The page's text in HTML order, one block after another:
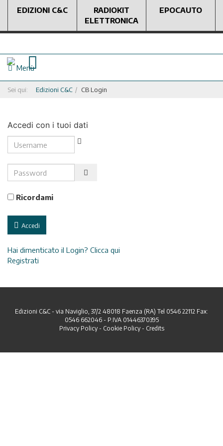
EDIZIONI C&C
RADIOKIT
ELETTRONICA
EPOCAUTO
Menù
Sei qui: Edizioni C&C CB Login
Accedi con i tuoi dati
Username
Password
Ricordami
Accedi
Hai dimenticato il Login? Clicca qui
Registrati
Edizioni C&C - via Naviglio, 37/2 48018 Faenza (RA) Tel 0546 22112 Fax:
0546 662046 - P.IVA 01446370395
Privacy Policy- Cookie Policy- Credits